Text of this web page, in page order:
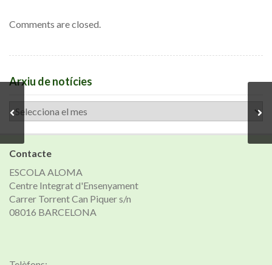
Comments are closed.
Arxiu de notícies
Arxiu
notícies
Contacte
ESCOLA ALOMA
Centre Integrat d'Ensenyament
Carrer Torrent Can Piquer s/n
08016 BARCELONA